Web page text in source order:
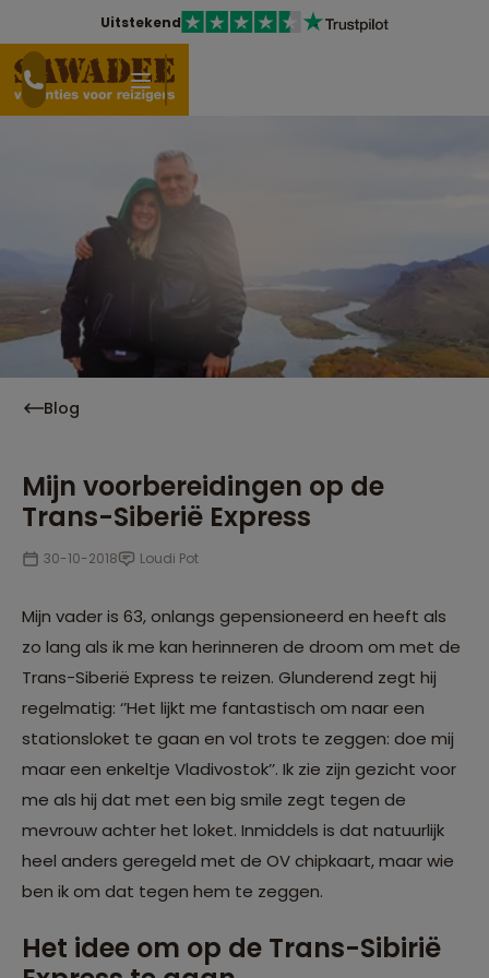
Uitstekend
Blog
Mijn voorbereidingen op de
Trans-Siberië Express
30-10-2018 Loudi Pot
Mijn vader is 63, onlangs gepensioneerd en heeft als
zo lang als ik me kan herinneren de droom om met de
Trans-Siberië Express te reizen. Glunderend zegt hij
regelmatig: ‘’Het lijkt me fantastisch om naar een
stationsloket te gaan en vol trots te zeggen: doe mij
maar een enkeltje Vladivostok’’. Ik zie zijn gezicht voor
me als hij dat met een big smile zegt tegen de
mevrouw achter het loket. Inmiddels is dat natuurlijk
heel anders geregeld met de OV chipkaart, maar wie
ben ik om dat tegen hem te zeggen.
Het idee om op de Trans-Sibirië